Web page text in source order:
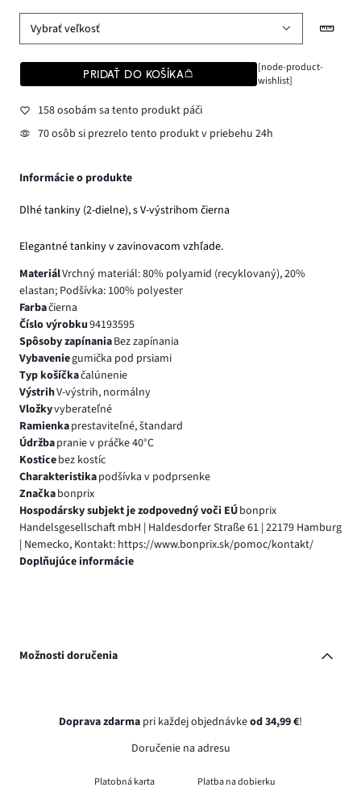
Vybrať veľkosť
PRIDAŤ DO KOŠÍKA
[node-product-
wishlist]
158 osobám sa tento produkt páči
70 osôb si prezrelo tento produkt v priebehu 24h
Informácie o produkte
Dlhé tankiny (2-dielne), s V-výstrihom čierna
Elegantné tankiny v zavinovacom vzhľade.
MateriálVrchný materiál: 80% polyamid (recyklovaný), 20%
elastan; Podšívka: 100% polyester
Farbačierna
Číslo výrobku94193595
Spôsoby zapínaniaBez zapínania
Vybaveniegumička pod prsiami
Typ košíčkačalúnenie
VýstrihV-výstrih, normálny
Vložkyvyberateľné
Ramienkaprestaviteľné, štandard
Údržbapranie v práčke 40°C
Kosticebez kostíc
Charakteristikapodšívka v podprsenke
Značkabonprix
Hospodársky subjekt je zodpovedný voči EÚbonprix
Handelsgesellschaft mbH | Haldesdorfer Straße 61 | 22179 Hamburg
| Nemecko, Kontakt: https://www.bonprix.sk/pomoc/kontakt/
Doplňujúce informácie
Možnosti doručenia
Doprava zdarma pri každej objednávkeod 34,99 €!
Doručenie na adresu
Platobná karta Platba na dobierku